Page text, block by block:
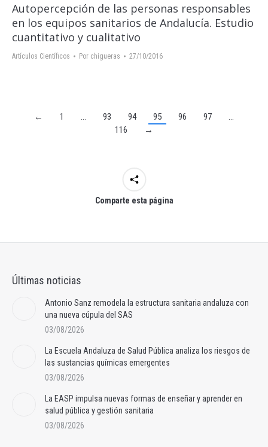
Autopercepción de las personas responsables
en los equipos sanitarios de Andalucía. Estudio
cuantitativo y cualitativo
Artículos Científicos Por chigueras 27/10/2016
← 1 … 93 94 95 96 97
…
116
→
Comparte esta página
Últimas noticias
Antonio Sanz remodela la estructura sanitaria andaluza con
una nueva cúpula del SAS
03/08/2026
La Escuela Andaluza de Salud Pública analiza los riesgos de
las sustancias químicas emergentes
03/08/2026
La EASP impulsa nuevas formas de enseñar y aprender en
salud pública y gestión sanitaria
03/08/2026